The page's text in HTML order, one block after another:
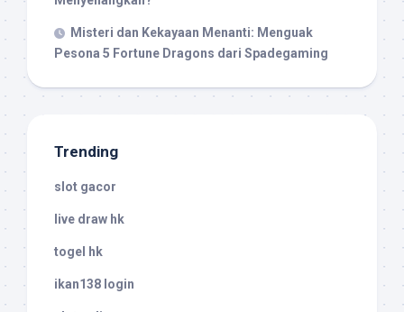
Misteri dan Kekayaan Menanti: Menguak
Pesona 5 Fortune Dragons dari Spadegaming
Trending
slot gacor
live draw hk
togel hk
ikan138 login